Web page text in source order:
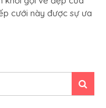
cưới này được sự ưa
Tìm
kiếm